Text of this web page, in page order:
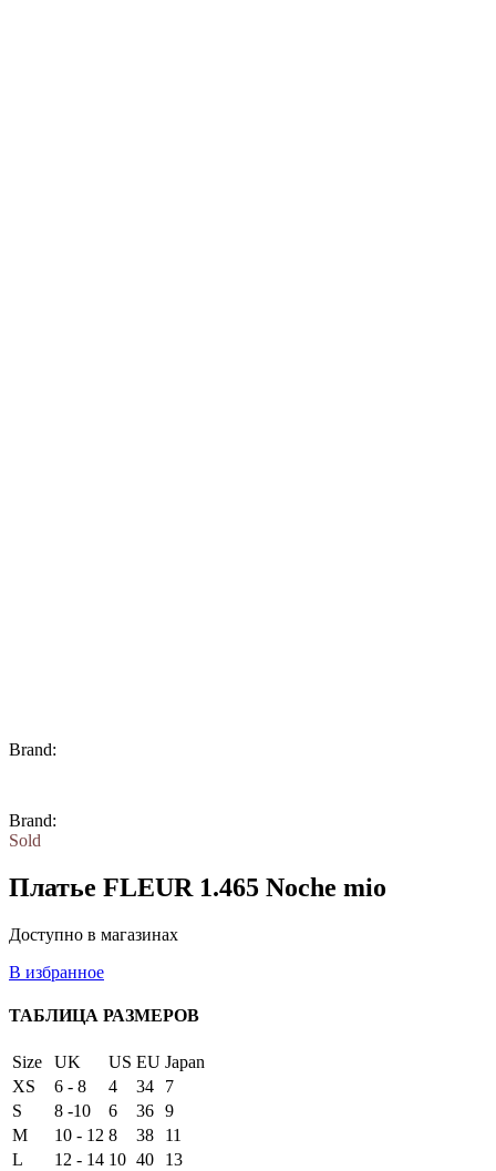
Brand:
Brand:
Sold
Платье FLEUR 1.465 Noche mio
Доступно в магазинах
В избранное
ТАБЛИЦА РАЗМЕРОВ
Size UK US EU Japan
XS
6 - 8 4 34
7
S
8 -10 6 36 9
M
10 - 12 8 38
11
L
12 - 14 10 40
13